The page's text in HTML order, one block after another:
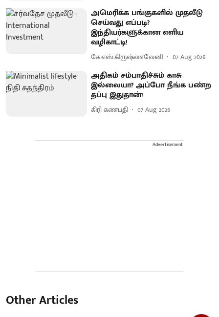
அமெரிக்க பங்குகளில் முதலீடு
செய்வது எப்படி?
இந்தியர்களுக்கான எளிய
வழிகாட்டி!
கே.எஸ்.கிருஷ்ணவேனி 07 Aug 2026
அதிகம் சம்பாதிச்சும் காசு
இல்லையா? அப்போ நீங்க பண்ற
தப்பு இதுதான்!
கிரி கணபதி 07 Aug 2026
Advertisement
Other Articles